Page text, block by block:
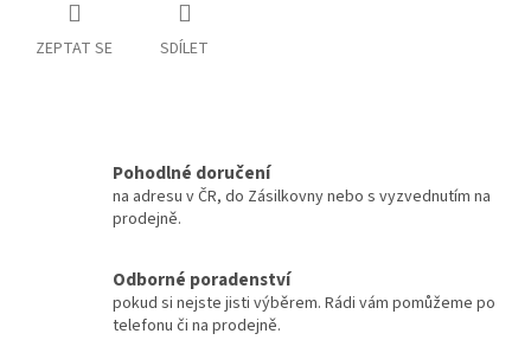
ZEPTAT SE SDÍLET
Pohodlné doručení
na adresu v ČR, do Zásilkovny nebo s vyzvednutím na
prodejně.
Odborné poradenství
pokud si nejste jisti výběrem. Rádi vám pomůžeme po
telefonu či na prodejně.